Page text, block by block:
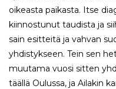
oikeasta paikasta. Itse
kiinnostunut taudista ja
sain esitteitä ja vahvan
yhdistykseen. Tein sen
muutama vuosi sitten
täällä Oulussa, ja Ailakin